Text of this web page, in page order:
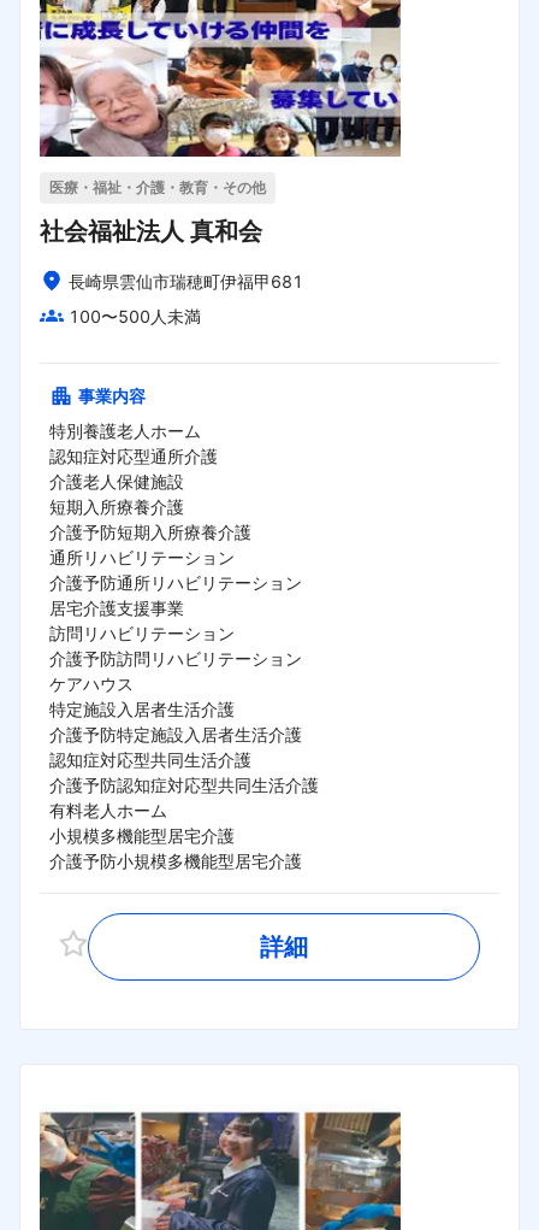
医療・福祉・介護・教育・その他
社会福祉法人 真和会
長崎県雲仙市瑞穂町伊福甲681
100〜500人未満
事業内容
特別養護老人ホーム
認知症対応型通所介護
介護老人保健施設
短期入所療養介護
介護予防短期入所療養介護
通所リハビリテーション
介護予防通所リハビリテーション
居宅介護支援事業
訪問リハビリテーション
介護予防訪問リハビリテーション
ケアハウス
特定施設入居者生活介護
介護予防特定施設入居者生活介護
認知症対応型共同生活介護
介護予防認知症対応型共同生活介護
有料老人ホーム
小規模多機能型居宅介護
詳細